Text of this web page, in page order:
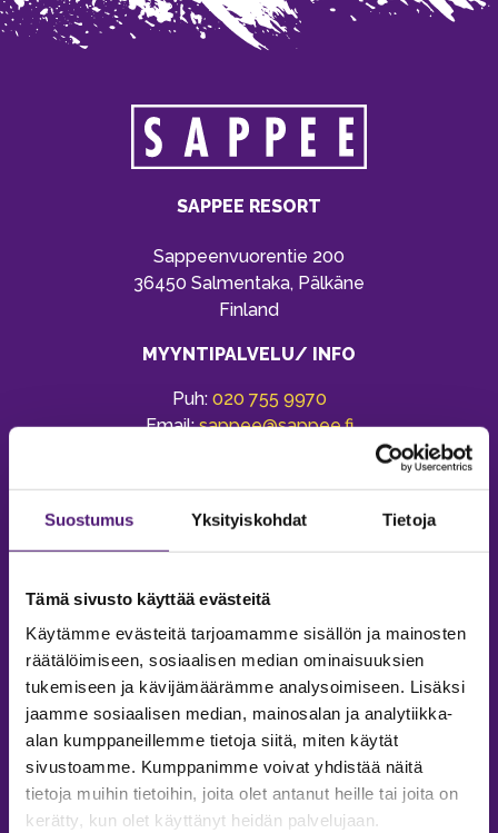
Suostumus Yksityiskohdat Tietoja
Tämä sivusto käyttää evästeitä
Käytämme evästeitä tarjoamamme sisällön ja mainosten
räätälöimiseen, sosiaalisen median ominaisuuksien
tukemiseen ja kävijämäärämme analysoimiseen. Lisäksi
jaamme sosiaalisen median, mainosalan ja analytiikka-
alan kumppaneillemme tietoja siitä, miten käytät
sivustoamme. Kumppanimme voivat yhdistää näitä
tietoja muihin tietoihin, joita olet antanut heille tai joita on
kerätty, kun olet käyttänyt heidän palvelujaan.
SAPPEE RESORT
Sappeenvuorentie 200
36450 Salmentaka, Pälkäne
Finland
MYYNTIPALVELU/ INFO
Puh: 020 755 9970
Email:sappee@sappee.fi
MAJOITUS